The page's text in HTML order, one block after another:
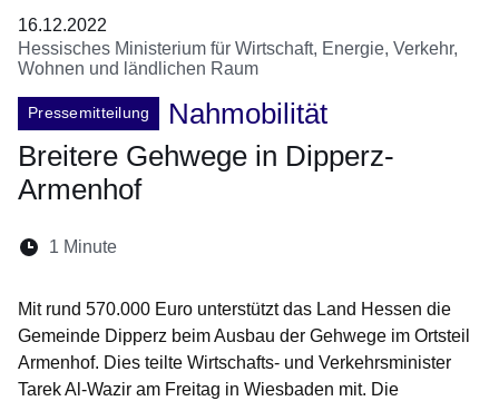
16.12.2022
Hessisches Ministerium für Wirtschaft, Energie, Verkehr,
Wohnen und ländlichen Raum
Pressemitteilung
Nahmobilität
Breitere Gehwege in Dipperz-
Armenhof
Lesedauer:
1 Minute
Mit rund 570.000 Euro unterstützt das Land Hessen die
Gemeinde Dipperz beim Ausbau der Gehwege im Ortsteil
Armenhof. Dies teilte Wirtschafts- und Verkehrsminister
Tarek Al-Wazir am Freitag in Wiesbaden mit. Die